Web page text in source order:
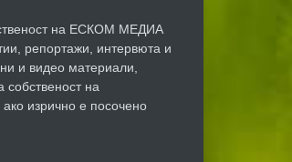
на ЕСКОМ МЕДИА
репортажи, интервюта и
и видео материали,
собственост на
изрично е посочено